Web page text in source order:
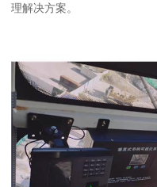
理解决方案。